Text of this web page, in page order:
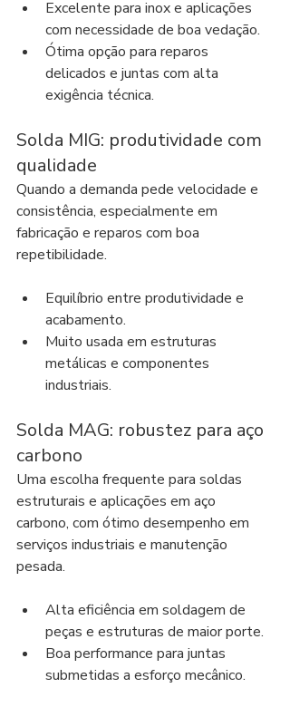
Excelente para inox e aplicações
com necessidade de boa vedação.
Ótima opção para reparos
delicados e juntas com alta
exigência técnica.
Solda MIG: produtividade com
qualidade
Quando a demanda pede velocidade e
consistência, especialmente em
fabricação e reparos com boa
repetibilidade.
Equilíbrio entre produtividade e
acabamento.
Muito usada em estruturas
metálicas e componentes
industriais.
Solda MAG: robustez para aço
carbono
Uma escolha frequente para soldas
estruturais e aplicações em aço
carbono, com ótimo desempenho em
serviços industriais e manutenção
pesada.
Alta eficiência em soldagem de
peças e estruturas de maior porte.
Boa performance para juntas
submetidas a esforço mecânico.